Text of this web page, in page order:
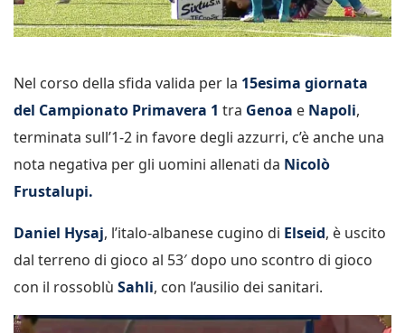
Nel corso della sfida valida per la 15esima giornata
del Campionato Primavera 1 tra Genoa e Napoli,
terminata sull’1-2 in favore degli azzurri, c’è anche una
nota negativa per gli uomini allenati da Nicolò
Frustalupi.
Daniel Hysaj, l’italo-albanese cugino di Elseid, è uscito
dal terreno di gioco al 53′ dopo uno scontro di gioco
con il rossoblù Sahli, con l’ausilio dei sanitari.